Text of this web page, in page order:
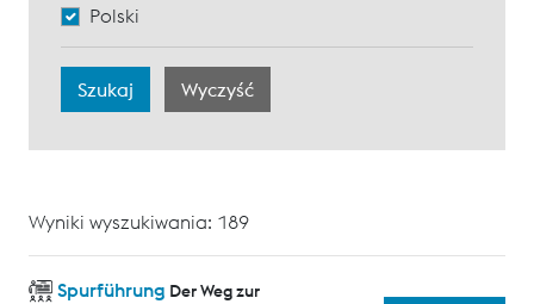
Polski
Wyniki wyszukiwania: 189
Spurführung Der Weg zur